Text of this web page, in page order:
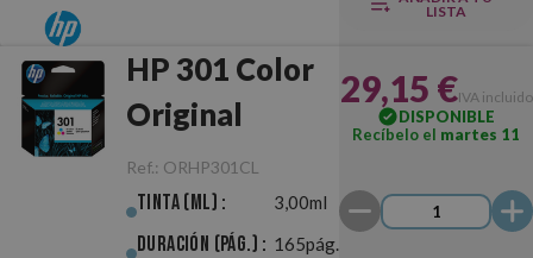
LISTA
HP 301 Color
Original
Ref.: ORHP301CL
Tinta (ml) : 3,00ml
Duración (pág.) : 165pág.
29,15 €IVA incluido
DISPONIBLE
Recíbelo el martes 11